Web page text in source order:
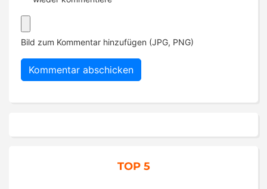
Bild zum Kommentar hinzufügen (JPG, PNG)
TOP 5